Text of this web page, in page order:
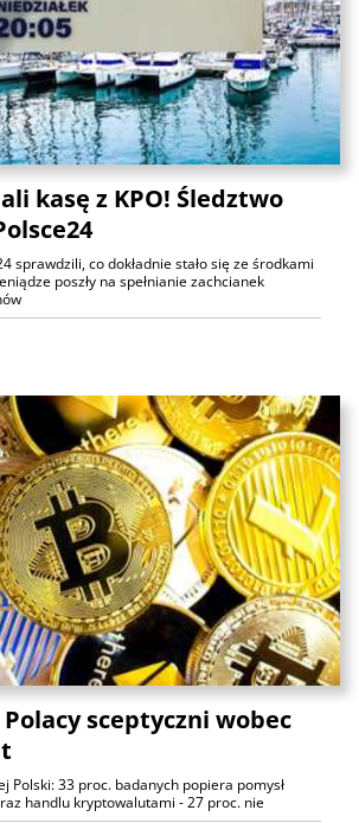
kasę z KPO! Śledztwo
sprawdzili, co dokładnie stało się ze środkami
poszły na spełnianie zachcianek
sceptyczni wobec
Polski: 33 proc. badanych popiera pomysł
handlu kryptowalutami - 27 proc. nie